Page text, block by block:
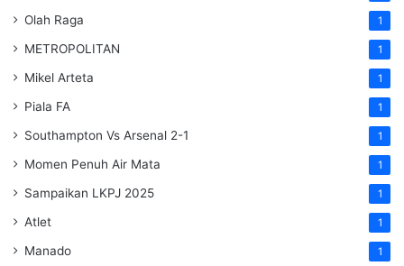
Olah Raga 1
METROPOLITAN 1
Mikel Arteta 1
Piala FA 1
Southampton Vs Arsenal 2-1 1
Momen Penuh Air Mata 1
Sampaikan LKPJ 2025 1
Atlet 1
Manado 1